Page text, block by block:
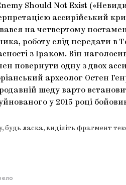
Should Not Exist
ассирійський
на четвертому
роботу слід передати в
з Іраком. Він
повернути одну з двох
археолог Остен
шеду варто
у 2015 році
ласка, виділіть фрагмент